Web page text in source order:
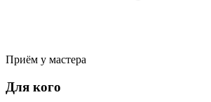
Приём у мастера
Для кого